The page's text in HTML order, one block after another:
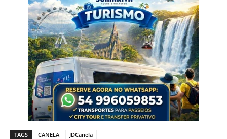
TAGS CANELA JDCanela